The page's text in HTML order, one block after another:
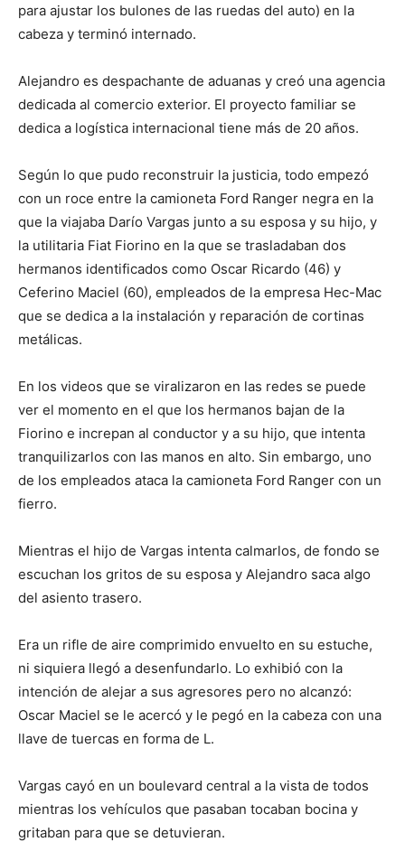
para ajustar los bulones de las ruedas del auto) en la
cabeza y terminó internado.
Alejandro es despachante de aduanas y creó una agencia
dedicada al comercio exterior. El proyecto familiar se
dedica a logística internacional tiene más de 20 años.
Según lo que pudo reconstruir la justicia, todo empezó
con un roce entre la camioneta Ford Ranger negra en la
que la viajaba Darío Vargas junto a su esposa y su hijo, y
la utilitaria Fiat Fiorino en la que se trasladaban dos
hermanos identificados como Oscar Ricardo (46) y
Ceferino Maciel (60), empleados de la empresa Hec-Mac
que se dedica a la instalación y reparación de cortinas
metálicas.
En los videos que se viralizaron en las redes se puede
ver el momento en el que los hermanos bajan de la
Fiorino e increpan al conductor y a su hijo, que intenta
tranquilizarlos con las manos en alto. Sin embargo, uno
de los empleados ataca la camioneta Ford Ranger con un
fierro.
Mientras el hijo de Vargas intenta calmarlos, de fondo se
escuchan los gritos de su esposa y Alejandro saca algo
del asiento trasero.
Era un rifle de aire comprimido envuelto en su estuche,
ni siquiera llegó a desenfundarlo. Lo exhibió con la
intención de alejar a sus agresores pero no alcanzó:
Oscar Maciel se le acercó y le pegó en la cabeza con una
llave de tuercas en forma de L.
Vargas cayó en un boulevard central a la vista de todos
mientras los vehículos que pasaban tocaban bocina y
gritaban para que se detuvieran.